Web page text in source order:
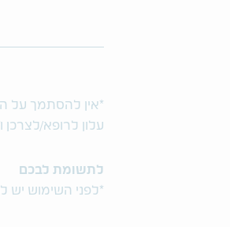
*אין להסתמך על
עלון לרופא/
לתשומת לבכם
*לפני השימוש יש